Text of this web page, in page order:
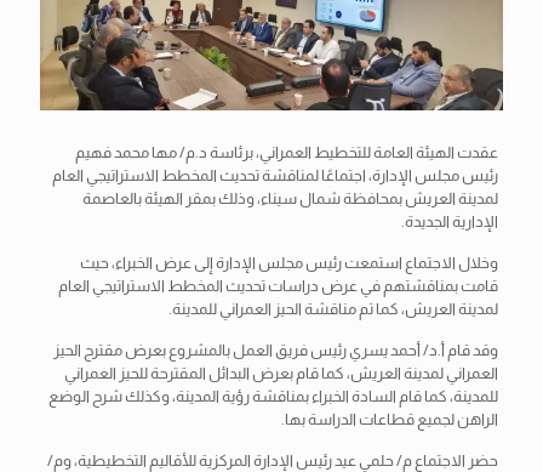
عقدت الهيئة العامة للتخطيط العمراني، برئاسة د.م/ مها محمد فهيم
رئيس مجلس الإدارة، اجتماعًا لمناقشة تحديث المخطط الاستراتيجي العام
لمدينة العريش بمحافظة شمال سيناء، وذلك بمقر الهيئة بالعاصمة
الإدارية الجديدة.
وخلال الاجتماع استمعت رئيس مجلس الإدارة إلى عرض الخبراء، حيث
قامت بمناقشتهم في عرض دراسات تحديث المخطط الاستراتيجي العام
لمدينة العريش، كما تم مناقشة الحيز العمراني للمدينة.
وقد قام أ.د/ أحمد يسري رئيس فريق العمل بالمشروع بعرض مقترح الحيز
العمراني لمدينة العريش، كما قام بعرض البدائل المقترحة للحيز العمراني
للمدينة، كما قام السادة الخبراء بمناقشة رؤية المدينة، وكذلك شرح الوضع
الراهن لجميع قطاعات الدراسة بها.
حضر الاجتماع م/ حلمي عيد رئيس الإدارة المركزية للأقاليم التخطيطية، وم/